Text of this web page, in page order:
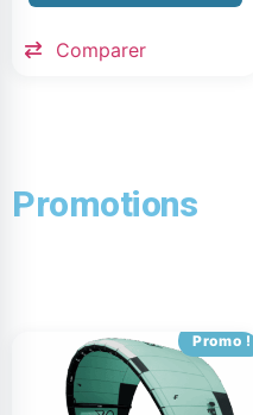
Comparer
Promotions
Promo !